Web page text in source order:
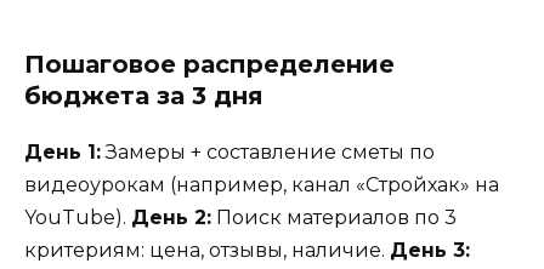
Пошаговое распределение
бюджета за 3 дня
День 1:Замеры + составление сметы по
видеоурокам (например, канал «Стройхак» на
YouTube). День 2: Поиск материалов по 3
критериям: цена, отзывы, наличие. День 3: